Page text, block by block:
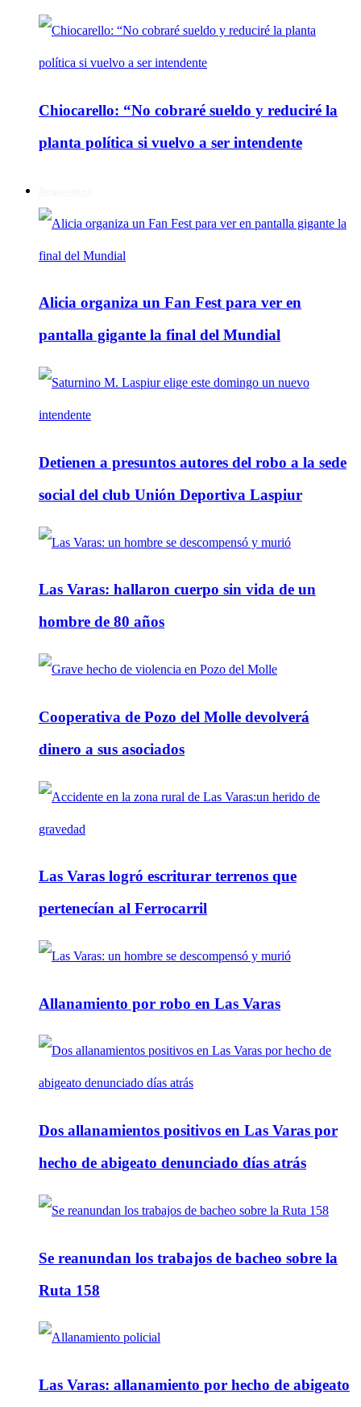
Chiocarello: “No cobraré sueldo y reduciré la
planta política si vuelvo a ser intendente
Alicia organiza un Fan Fest para ver en
pantalla gigante la final del Mundial
Detienen a presuntos autores del robo a la sede
social del club Unión Deportiva Laspiur
Las Varas: hallaron cuerpo sin vida de un
hombre de 80 años
Cooperativa de Pozo del Molle devolverá
dinero a sus asociados
Las Varas logró escriturar terrenos que
pertenecían al Ferrocarril
Allanamiento por robo en Las Varas
Dos allanamientos positivos en Las Varas por
hecho de abigeato denunciado días atrás
Se reanundan los trabajos de bacheo sobre la
Ruta 158
Las Varas: allanamiento por hecho de abigeato